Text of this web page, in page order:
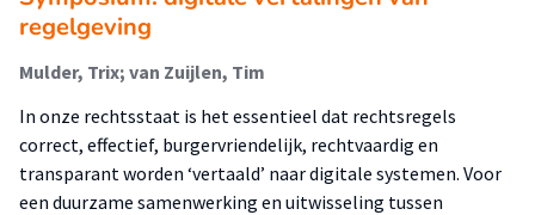
regelgeving
Mulder, Trix; van Zuijlen, Tim
In onze rechtsstaat is het essentieel dat rechtsregels
correct, effectief, burgervriendelijk, rechtvaardig en
transparant worden ‘vertaald’ naar digitale systemen. Voor
een duurzame samenwerking en uitwisseling tussen